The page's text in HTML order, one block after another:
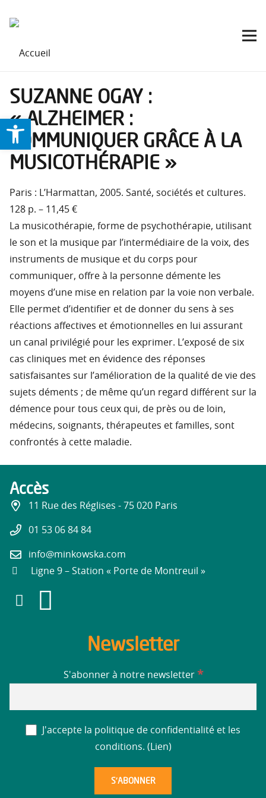
Ouvrir la barre d’outils
SUZANNE OGAY :
« ALZHEIMER :
COMMUNIQUER GRÂCE À LA
MUSICOTHÉRAPIE »
Paris : L’Harmattan, 2005. Santé, sociétés et cultures.
128 p. – 11,45 €
La musicothérapie, forme de psychothérapie, utilisant
le son et la musique par l’intermédiaire de la voix, des
instruments de musique et du corps pour
communiquer, offre à la personne démente les
moyens d’une mise en relation par la voie non verbale.
Elle permet d’identifier et de donner du sens à ses
réactions affectives et émotionnelles en lui assurant
un canal privilégié pour les exprimer. L’exposé de six
cas cliniques met en évidence des réponses
satisfaisantes sur l’amélioration de la qualité de vie des
sujets déments ; de même qu’un regard différent sur la
démence pour tous ceux qui, de près ou de loin,
médecins, soignants, thérapeutes et familles, sont
confrontés à cette maladie.
Accès
11 Rue des Réglises - 75 020 Paris
01 53 06 84 84
info@minkowska.com
Ligne 9 – Station « Porte de Montreuil »
Newsletter
S'abonner à notre newsletter *
J'accepte la politique de confidentialité et les
conditions. ( Lien)